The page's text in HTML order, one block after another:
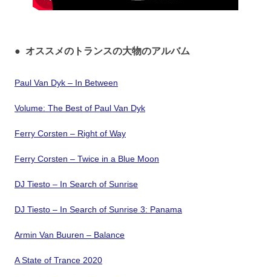
● オススメのトランスの大物のアルバム
Paul Van Dyk – In Between
Volume: The Best of Paul Van Dyk
Ferry Corsten – Right of Way
Ferry Corsten – Twice in a Blue Moon
DJ Tiesto – In Search of Sunrise
DJ Tiesto – In Search of Sunrise 3: Panama
Armin Van Buuren – Balance
A State of Trance 2020